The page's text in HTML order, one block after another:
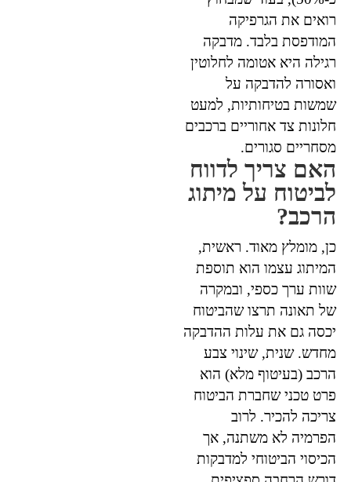
רואים את הגרפיקה
המודפסת בלבד. מדבקה
רגילה היא אטומה לחלוטין
ואסורה להדבקה על
שמשות בטיחותיות, למעט
חלונות צד אחוריים ברכבים
מסחריים סגורים.
האם צריך לדווח
לביטוח על מיתוג
הרכב?
כן, מומלץ מאוד. ראשית,
המיתוג עצמו הוא תוספת
שוות ערך כספי, ובמקרה
של תאונה תרצו שהביטוח
יכסה גם את עלות ההדבקה
מחדש. שנית, שינוי צבע
הרכב (בעיטוף מלא) הוא
פרט טכני שחברת הביטוח
צריכה להכיר. לרוב
הפרמיה לא משתנה, אך
הכיסוי הביטוחי למדבקות